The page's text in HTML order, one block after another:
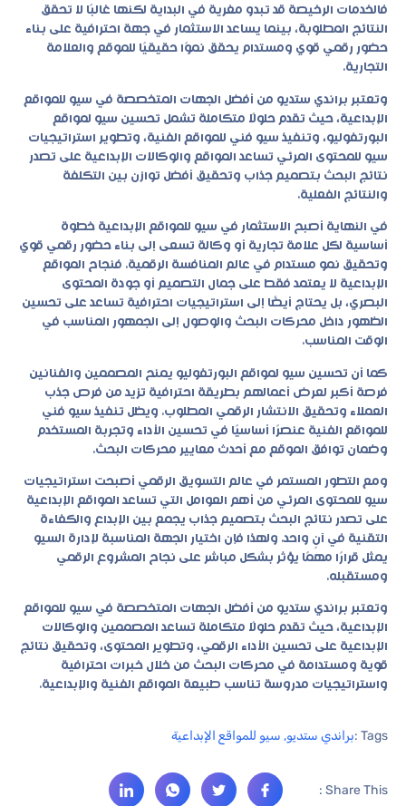
فالخدمات الرخيصة قد تبدو مغرية في البداية لكنها غالبًا لا تحقق
النتائج المطلوبة، بينما يساعد الاستثمار في جهة احترافية على بناء
حضور رقمي قوي ومستدام يحقق نموًا حقيقيًا للموقع والعلامة
التجارية.
وتعتبر براندي ستديو من أفضل الجهات المتخصصة في سيو للمواقع
الإبداعية، حيث تقدم حلولًا متكاملة تشمل تحسين سيو لمواقع
البورتفوليو، وتنفيذ سيو فني للمواقع الفنية، وتطوير استراتيجيات
سيو للمحتوى المرئي تساعد المواقع والوكالات الإبداعية على تصدر
نتائج البحث بتصميم جذاب وتحقيق أفضل توازن بين التكلفة
والنتائج الفعلية.
في النهاية أصبح الاستثمار في سيو للمواقع الإبداعية خطوة
أساسية لكل علامة تجارية أو وكالة تسعى إلى بناء حضور رقمي قوي
وتحقيق نمو مستدام في عالم المنافسة الرقمية. فنجاح المواقع
الإبداعية لا يعتمد فقط على جمال التصميم أو جودة المحتوى
البصري، بل يحتاج أيضًا إلى استراتيجيات احترافية تساعد على تحسين
الظهور داخل محركات البحث والوصول إلى الجمهور المناسب في
الوقت المناسب.
كما أن تحسين سيو لمواقع البورتفوليو يمنح المصممين والفنانين
فرصة أكبر لعرض أعمالهم بطريقة احترافية تزيد من فرص جذب
العملاء وتحقيق الانتشار الرقمي المطلوب. ويظل تنفيذ سيو فني
للمواقع الفنية عنصرًا أساسيًا في تحسين الأداء وتجربة المستخدم
وضمان توافق الموقع مع أحدث معايير محركات البحث.
ومع التطور المستمر في عالم التسويق الرقمي أصبحت استراتيجيات
سيو للمحتوى المرئي من أهم العوامل التي تساعد المواقع الإبداعية
على تصدر نتائج البحث بتصميم جذاب يجمع بين الإبداع والكفاءة
التقنية في آنٍ واحد. ولهذا فإن اختيار الجهة المناسبة لإدارة السيو
يمثل قرارًا مهمًا يؤثر بشكل مباشر على نجاح المشروع الرقمي
ومستقبله.
وتعتبر براندي ستديو من أفضل الجهات المتخصصة في سيو للمواقع
الإبداعية، حيث تقدم حلولًا متكاملة تساعد المصممين والوكالات
الإبداعية على تحسين الأداء الرقمي، وتطوير المحتوى، وتحقيق نتائج
قوية ومستدامة في محركات البحث من خلال خبرات احترافية
واستراتيجيات مدروسة تناسب طبيعة المواقع الفنية والإبداعية.
Tags : براندي ستديو, سيو للمواقع الإبداعية
Share This :